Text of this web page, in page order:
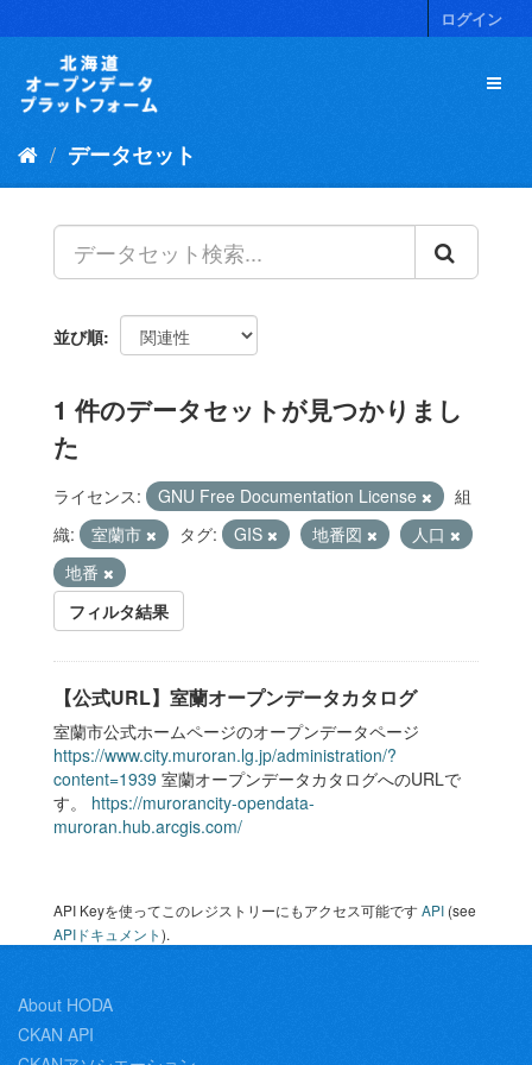
キ
ログイン
データセット
並び順
1 件のデータセットが見つかりまし
た
ライセンス: GNU Free Documentation License
組
織:
室蘭市 タグ: GIS 地番図
人口
地番
フィルタ結果
【公式URL】室蘭オープンデータカタログ
室蘭市公式ホームページのオープンデータページ
https://www.city.muroran.lg.jp/administration/?
content=1939 室蘭オープンデータカタログへのURLで
す。 https://murorancity-opendata-
muroran.hub.arcgis.com/
API Keyを使ってこのレジストリーにもアクセス可能ですAPI (see
APIドキュメント).
About HODA
CKAN API